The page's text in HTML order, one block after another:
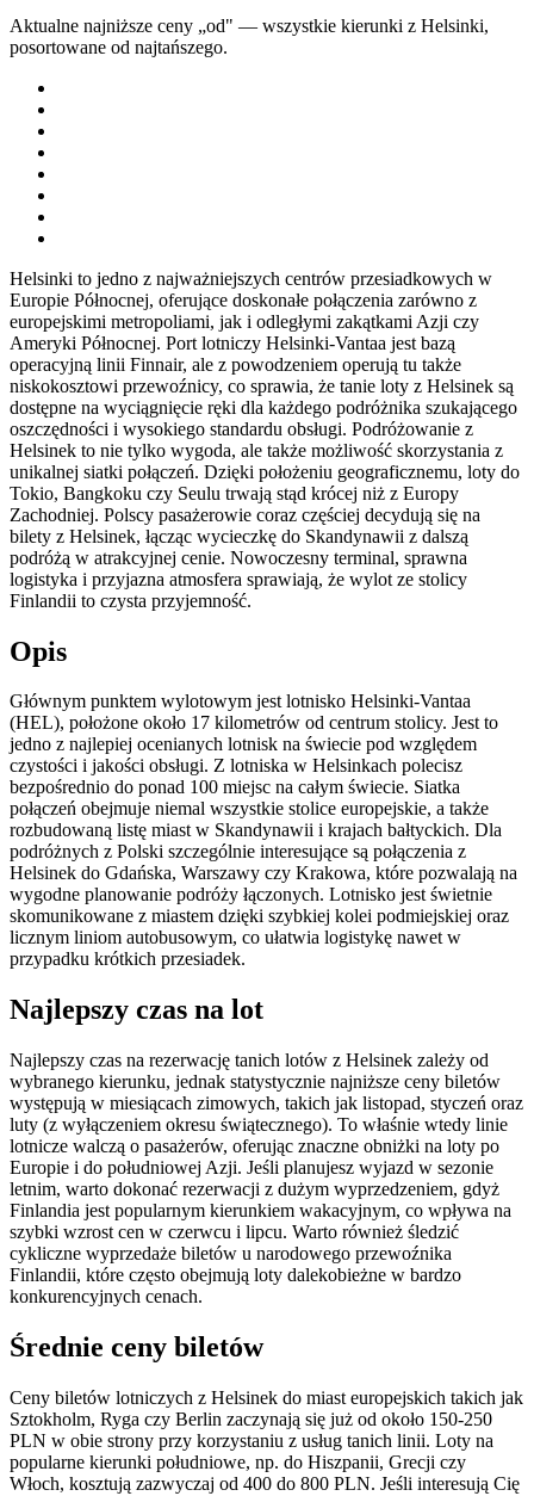
Aktualne najniższe ceny „od" — wszystkie kierunki z Helsinki,
posortowane od najtańszego.
Helsinki to jedno z najważniejszych centrów przesiadkowych w
Europie Północnej, oferujące doskonałe połączenia zarówno z
europejskimi metropoliami, jak i odległymi zakątkami Azji czy
Ameryki Północnej. Port lotniczy Helsinki-Vantaa jest bazą
operacyjną linii Finnair, ale z powodzeniem operują tu także
niskokosztowi przewoźnicy, co sprawia, że tanie loty z Helsinek są
dostępne na wyciągnięcie ręki dla każdego podróżnika szukającego
oszczędności i wysokiego standardu obsługi. Podróżowanie z
Helsinek to nie tylko wygoda, ale także możliwość skorzystania z
unikalnej siatki połączeń. Dzięki położeniu geograficznemu, loty do
Tokio, Bangkoku czy Seulu trwają stąd krócej niż z Europy
Zachodniej. Polscy pasażerowie coraz częściej decydują się na
bilety z Helsinek, łącząc wycieczkę do Skandynawii z dalszą
podróżą w atrakcyjnej cenie. Nowoczesny terminal, sprawna
logistyka i przyjazna atmosfera sprawiają, że wylot ze stolicy
Finlandii to czysta przyjemność.
Opis
Głównym punktem wylotowym jest lotnisko Helsinki-Vantaa
(HEL), położone około 17 kilometrów od centrum stolicy. Jest to
jedno z najlepiej ocenianych lotnisk na świecie pod względem
czystości i jakości obsługi. Z lotniska w Helsinkach polecisz
bezpośrednio do ponad 100 miejsc na całym świecie. Siatka
połączeń obejmuje niemal wszystkie stolice europejskie, a także
rozbudowaną listę miast w Skandynawii i krajach bałtyckich. Dla
podróżnych z Polski szczególnie interesujące są połączenia z
Helsinek do Gdańska, Warszawy czy Krakowa, które pozwalają na
wygodne planowanie podróży łączonych. Lotnisko jest świetnie
skomunikowane z miastem dzięki szybkiej kolei podmiejskiej oraz
licznym liniom autobusowym, co ułatwia logistykę nawet w
przypadku krótkich przesiadek.
Najlepszy czas na lot
Najlepszy czas na rezerwację tanich lotów z Helsinek zależy od
wybranego kierunku, jednak statystycznie najniższe ceny biletów
występują w miesiącach zimowych, takich jak listopad, styczeń oraz
luty (z wyłączeniem okresu świątecznego). To właśnie wtedy linie
lotnicze walczą o pasażerów, oferując znaczne obniżki na loty po
Europie i do południowej Azji. Jeśli planujesz wyjazd w sezonie
letnim, warto dokonać rezerwacji z dużym wyprzedzeniem, gdyż
Finlandia jest popularnym kierunkiem wakacyjnym, co wpływa na
szybki wzrost cen w czerwcu i lipcu. Warto również śledzić
cykliczne wyprzedaże biletów u narodowego przewoźnika
Finlandii, które często obejmują loty dalekobieżne w bardzo
konkurencyjnych cenach.
Średnie ceny biletów
Ceny biletów lotniczych z Helsinek do miast europejskich takich jak
Sztokholm, Ryga czy Berlin zaczynają się już od około 150-250
PLN w obie strony przy korzystaniu z usług tanich linii. Loty na
popularne kierunki południowe, np. do Hiszpanii, Grecji czy
Włoch, kosztują zazwyczaj od 400 do 800 PLN. Jeśli interesują Cię